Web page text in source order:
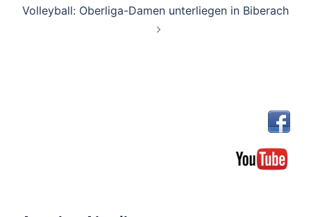
Volleyball: Oberliga-Damen unterliegen in Biberach